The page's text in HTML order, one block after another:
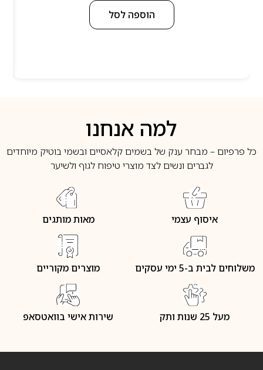
הוספה לסל
למה אנחנו
כל פרפיום – מבחר ענק של בשמים קלאסיים ובשמי בוטיק מיוחדים
לגברים ונשים לצד מוצרי טיפוח לגוף ולשיער
איסוף עצמי מאות מותגים
משלוחים לבית ב-5 ימי עסקים מוצרים מקוריים
מעל 25 שנות ותק שירות אישי בוואטסאפ